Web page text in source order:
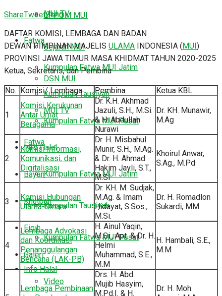
MUI TV
Fatwa
Kumpulan Fatwa MUI Jatim
Kumpulan Tausiyah
Kumpulan Fatwa MUI Pusat
Info Halal
Bayan
Khutbah
Fiqih
Galeri
Video
LPPOM MUI
Sejarah MUI
DSN MUI
MUI TV
Fatwa
Kumpulan Fatwa MUI Jatim
Kumpulan Tausiyah
Kumpulan Fatwa MUI Pusat
Info Halal
ShareTweetSend
DAFTAR KOMISI, LEMBAGA DAN BADAN
DEWAN PIMPINAN MAJELIS ULAMA INDONESIA (MUI)
PROVINSI JAWA TIMUR MASA KHIDMAT TAHUN 2020-2025
Ketua, Sekretaris, dan Pembina
No. Komisi/ Lembaga Pembina Ketua KBL
1
Komisi Kerukunan
Antar Umat
Beragama
Dr. K.H. Akhmad
Jazuli, S.H., M.Si.
& H. Abdullah
Nurawi
Dr. KH. Munawir,
M.Ag
2
Komisi Informasi,
Komunikasi, dan
Digitalisasi
Dr. H. Misbahul
Munir, S.H., M.Ag.
& Dr. H. Ahmad
Hakim Jayli, S.T.,
M.Si
Khoirul Anwar,
S.Ag., M.Pd
3
Komisi Hubungan
Ulama-Umara
Dr. KH. M. Sudjak,
M.Ag. & Imam
Hidayat, S.Sos.,
M.Si.
Dr. H. Romadlon
Sukardi, MM
4
Lembaga Advokasi
dan Koordinasi
Penanggulangan
Bencana (LAK-PB)
H. Ainul Yaqin,
M.Si., Apt. & Dr. H.
Helmi
Muhammad, S.E.,
M.M
H. Hambali, S.E.,
M.M
Lembaga Pembinaan
Drs. H. Abd.
Mujib Hasyim,
M.Pd.I. & H.
Dr. H. Moh.